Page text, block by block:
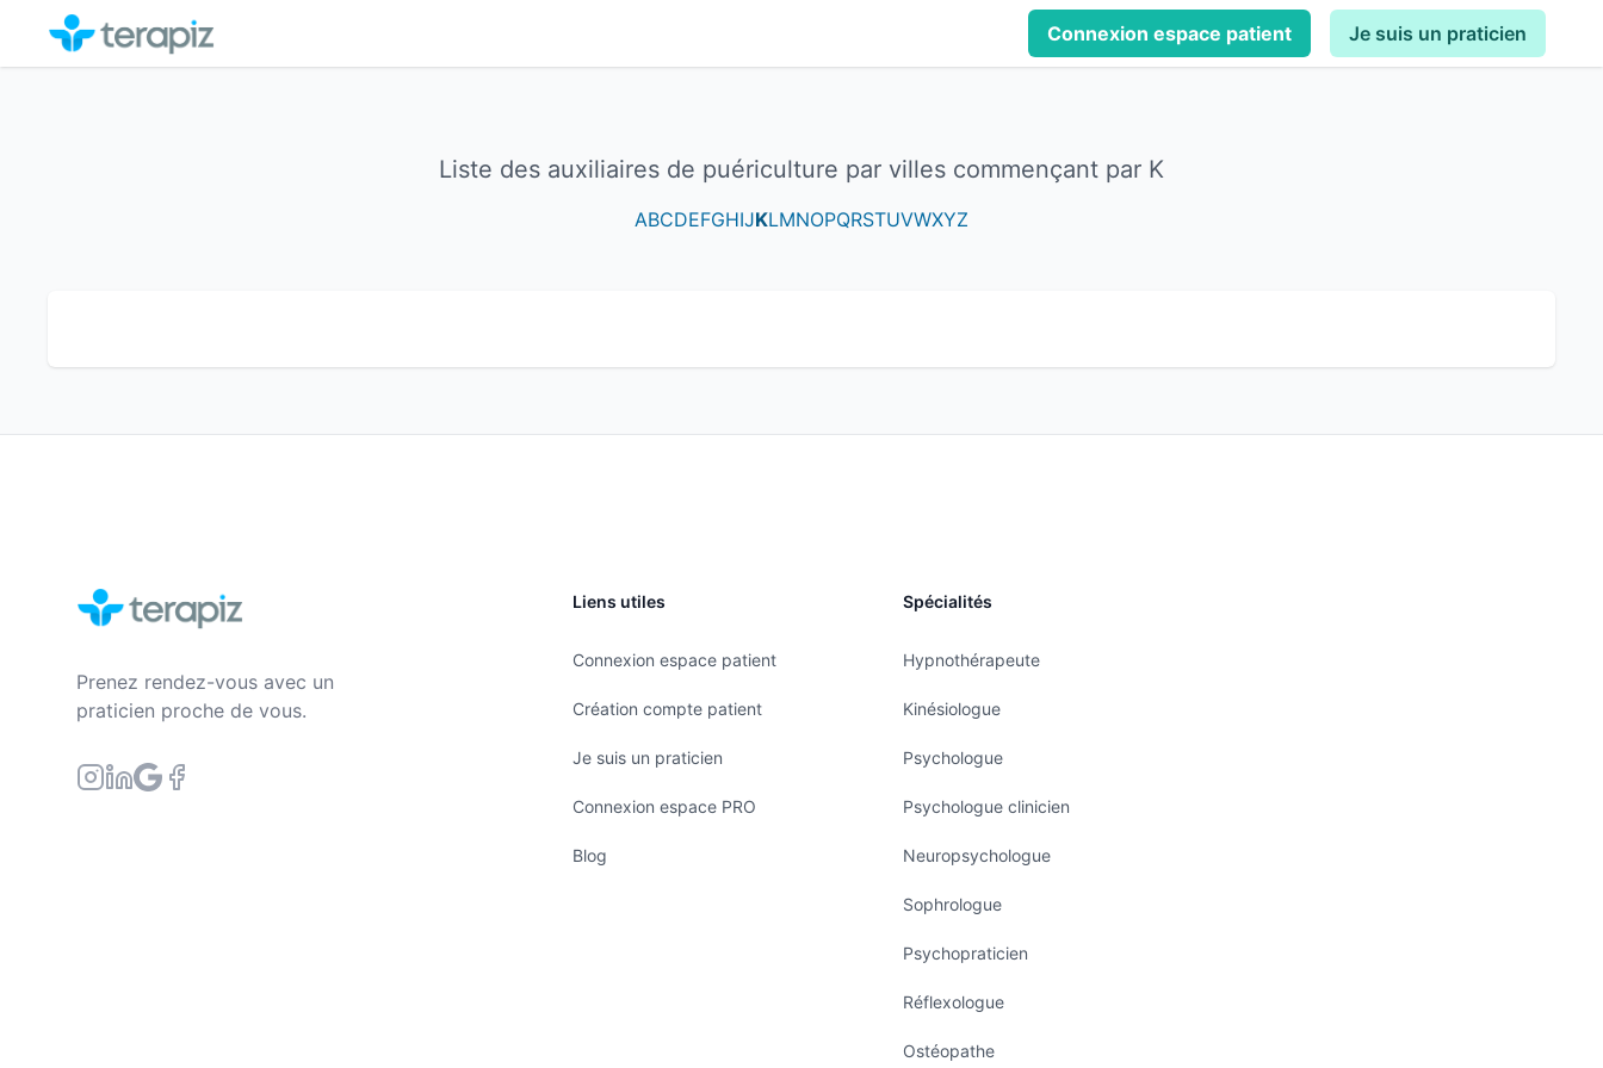
Connexion espace patient Je suis un praticien
Liste des auxiliaires de puériculture par villes commençant par K
ABCDEFGHIJKLMNOPQRSTUVWXYZ
Prenez rendez-vous avec un
praticien proche de vous.
Liens utiles
Connexion espace patient
Création compte patient
Je suis un praticien
Connexion espace PRO
Blog
Spécialités
Hypnothérapeute
Kinésiologue
Psychologue
Psychologue clinicien
Neuropsychologue
Sophrologue
Psychopraticien
Réflexologue
Ostéopathe